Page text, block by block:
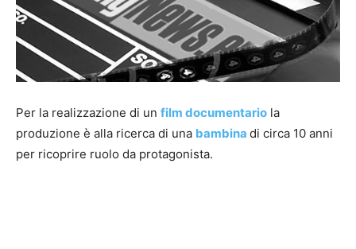
Per la realizzazione di un film documentario la
produzione è alla ricerca di una bambina di circa 10 anni
per ricoprire ruolo da protagonista.